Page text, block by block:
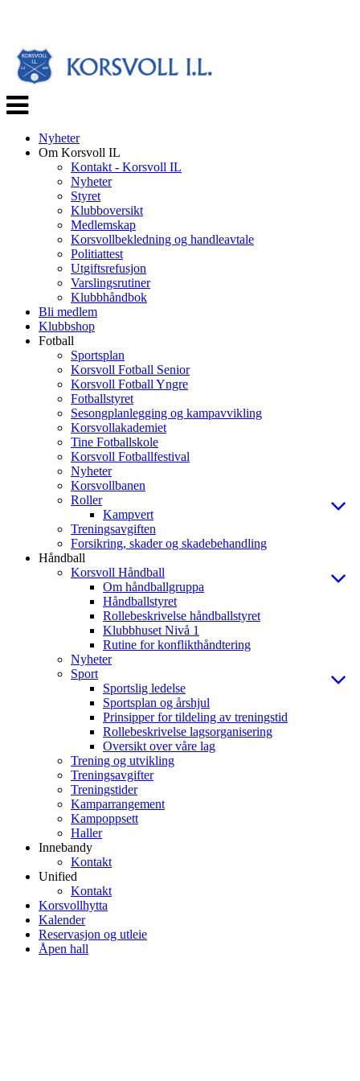
Veksle
navigasjon
Nyheter
Om Korsvoll IL
Kontakt - Korsvoll IL
Nyheter
Styret
Klubboversikt
Medlemskap
Korsvollbekledning og handleavtale
Politiattest
Utgiftsrefusjon
Varslingsrutiner
Klubbhåndbok
Bli medlem
Klubbshop
Fotball
Sportsplan
Korsvoll Fotball Senior
Korsvoll Fotball Yngre
Fotballstyret
Sesongplanlegging og kampavvikling
Korsvollakademiet
Tine Fotballskole
Korsvoll Fotballfestival
Nyheter
Korsvollbanen
Roller
Kampvert
Treningsavgiften
Forsikring, skader og skadebehandling
Håndball
Korsvoll Håndball
Om håndballgruppa
Håndballstyret
Rollebeskrivelse håndballstyret
Klubbhuset Nivå 1
Rutine for konflikthåndtering
Nyheter
Sport
Sportslig ledelse
Sportsplan og årshjul
Prinsipper for tildeling av treningstid
Rollebeskrivelse lagsorganisering
Oversikt over våre lag
Trening og utvikling
Treningsavgifter
Treningstider
Kamparrangement
Kampoppsett
Haller
Innebandy
Kontakt
Unified
Kontakt
Korsvollhytta
Kalender
Reservasjon og utleie
Åpen hall